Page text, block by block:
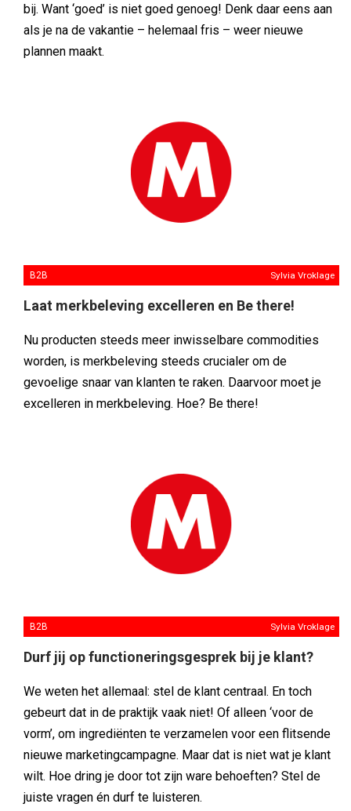
bij. Want ‘goed’ is niet goed genoeg! Denk daar eens aan
als je na de vakantie – helemaal fris – weer nieuwe
plannen maakt.
B2B Sylvia Vroklage
Laat merkbeleving excelleren en Be there!
Nu producten steeds meer inwisselbare commodities
worden, is merkbeleving steeds crucialer om de
gevoelige snaar van klanten te raken. Daarvoor moet je
excelleren in merkbeleving. Hoe? Be there!
B2B Sylvia Vroklage
Durf jij op functioneringsgesprek bij je klant?
We weten het allemaal: stel de klant centraal. En toch
gebeurt dat in de praktijk vaak niet! Of alleen ‘voor de
vorm’, om ingrediënten te verzamelen voor een flitsende
nieuwe marketingcampagne. Maar dat is niet wat je klant
wilt. Hoe dring je door tot zijn ware behoeften? Stel de
juiste vragen én durf te luisteren.